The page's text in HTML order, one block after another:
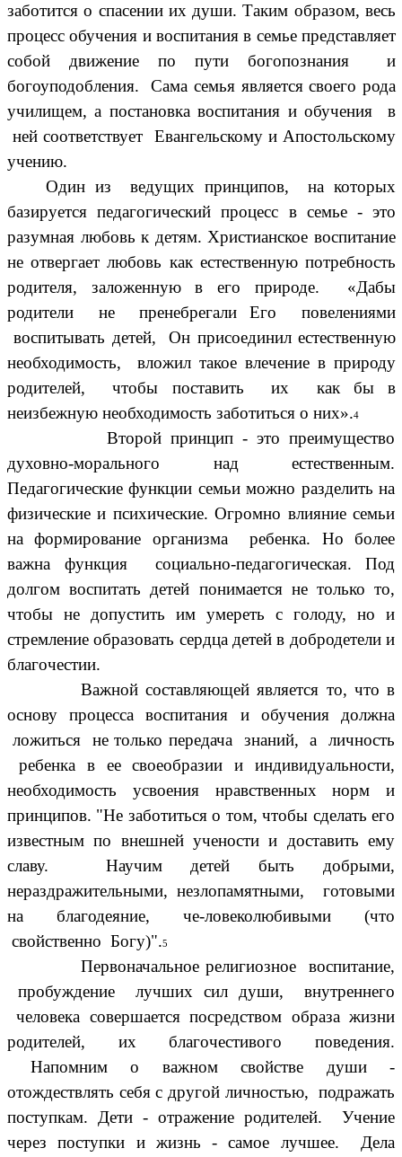
заботится о спасении их души. Таким образом, весь
процесс обучения и воспитания в семье представляет
собой движение по пути богопознания и
богоуподобления. Сама семья является своего рода
училищем, а постановка воспитания и обучения в
ней соответствует Евангельскому и Апостольскому
учению.
Один из ведущих принципов, на которых
базируется педагогический процесс в семье - это
разумная любовь к детям. Христианское воспитание
не отвергает любовь как естественную потребность
родителя, заложенную в его природе. «Дабы
родители не пренебрегали Его повелениями
воспитывать детей, Он присоединил естественную
необходимость, вложил такое влечение в природу
родителей, чтобы поставить их как бы в
неизбежную необходимость заботиться о них».4
Второй принцип - это преимущество
духовно-морального над естественным.
Педагогические функции семьи можно разделить на
физические и психические. Огромно влияние семьи
на формирование организма ребенка. Но более
важна функция социально-педагогическая. Под
долгом воспитать детей понимается не только то,
чтобы не допустить им умереть с голоду, но и
стремление образовать сердца детей в добродетели и
благочестии.
Важной составляющей является то, что в
основу процесса воспитания и обучения должна
ложиться не только передача знаний, а личность
ребенка в ее своеобразии и индивидуальности,
необходимость усвоения нравственных норм и
принципов. "Не заботиться о том, чтобы сделать его
известным по внешней учености и доставить ему
славу. Научим детей быть добрыми,
нераздражительными, незлопамятными, готовыми
на благодеяние, че-ловеколюбивыми (что
свойственно Богу)".5
Первоначальное религиозное воспитание,
пробуждение лучших сил души, внутреннего
человека совершается посредством образа жизни
родителей, их благочестивого поведения.
Напомним о важном свойстве души -
отождествлять себя с другой личностью, подражать
поступкам. Дети - отражение родителей. Учение
через поступки и жизнь - самое лучшее. Дела